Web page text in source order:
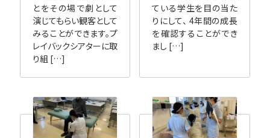
とをその場で劇として
演じてもらい観客として
みることができます。プ
レイバックシアターに取
り組 […]
ている学生を目の当た
りにして、 4年間の成長
を確認することができ
まし […]